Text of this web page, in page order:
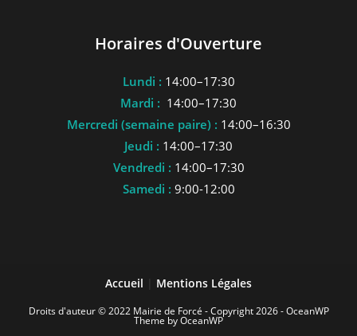
Horaires d'Ouverture
Lundi : 14:00–17:30
Mardi : 14:00–17:30
Mercredi (semaine paire) : 14:00–16:30
Jeudi : 14:00–17:30
Vendredi : 14:00–17:30
Samedi : 9:00-12:00
Accueil Mentions Légales
Droits d'auteur © 2022 Mairie de Forcé - Copyright 2026 - OceanWP
Theme by OceanWP